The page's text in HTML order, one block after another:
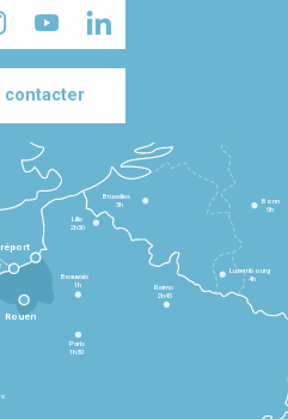
contacter
Paris
1h30
Beauvais
1h
Reims
2h45
Lille
2h30
Bruxelles
3h
Bonn
5h
Luxembourg
4h
Rouen